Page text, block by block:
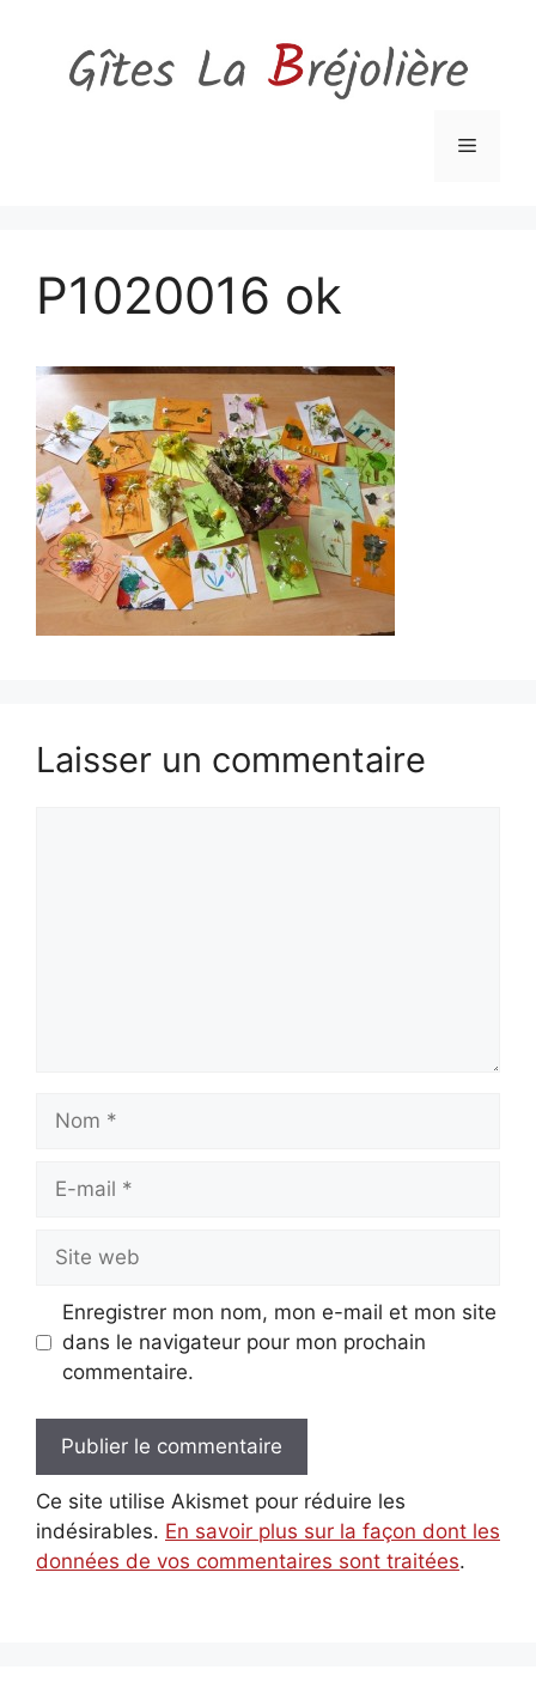
contenu
Menu
P1020016 ok
Laisser un commentaire
Nom
Site
web
Enregistrer mon nom, mon e-mail et mon site
dans le navigateur pour mon prochain
commentaire.
Ce site utilise Akismet pour réduire les
indésirables. En savoir plus sur la façon dont les
données de vos commentaires sont traitées.